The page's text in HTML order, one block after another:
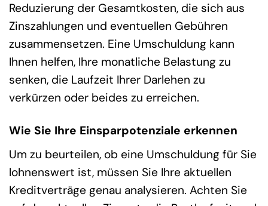
Reduzierung der Gesamtkosten, die sich aus
Zinszahlungen und eventuellen Gebühren
zusammensetzen. Eine Umschuldung kann
Ihnen helfen, Ihre monatliche Belastung zu
senken, die Laufzeit Ihrer Darlehen zu
verkürzen oder beides zu erreichen.
Wie Sie Ihre Einsparpotenziale erkennen
Um zu beurteilen, ob eine Umschuldung für Sie
lohnenswert ist, müssen Sie Ihre aktuellen
Kreditverträge genau analysieren. Achten Sie